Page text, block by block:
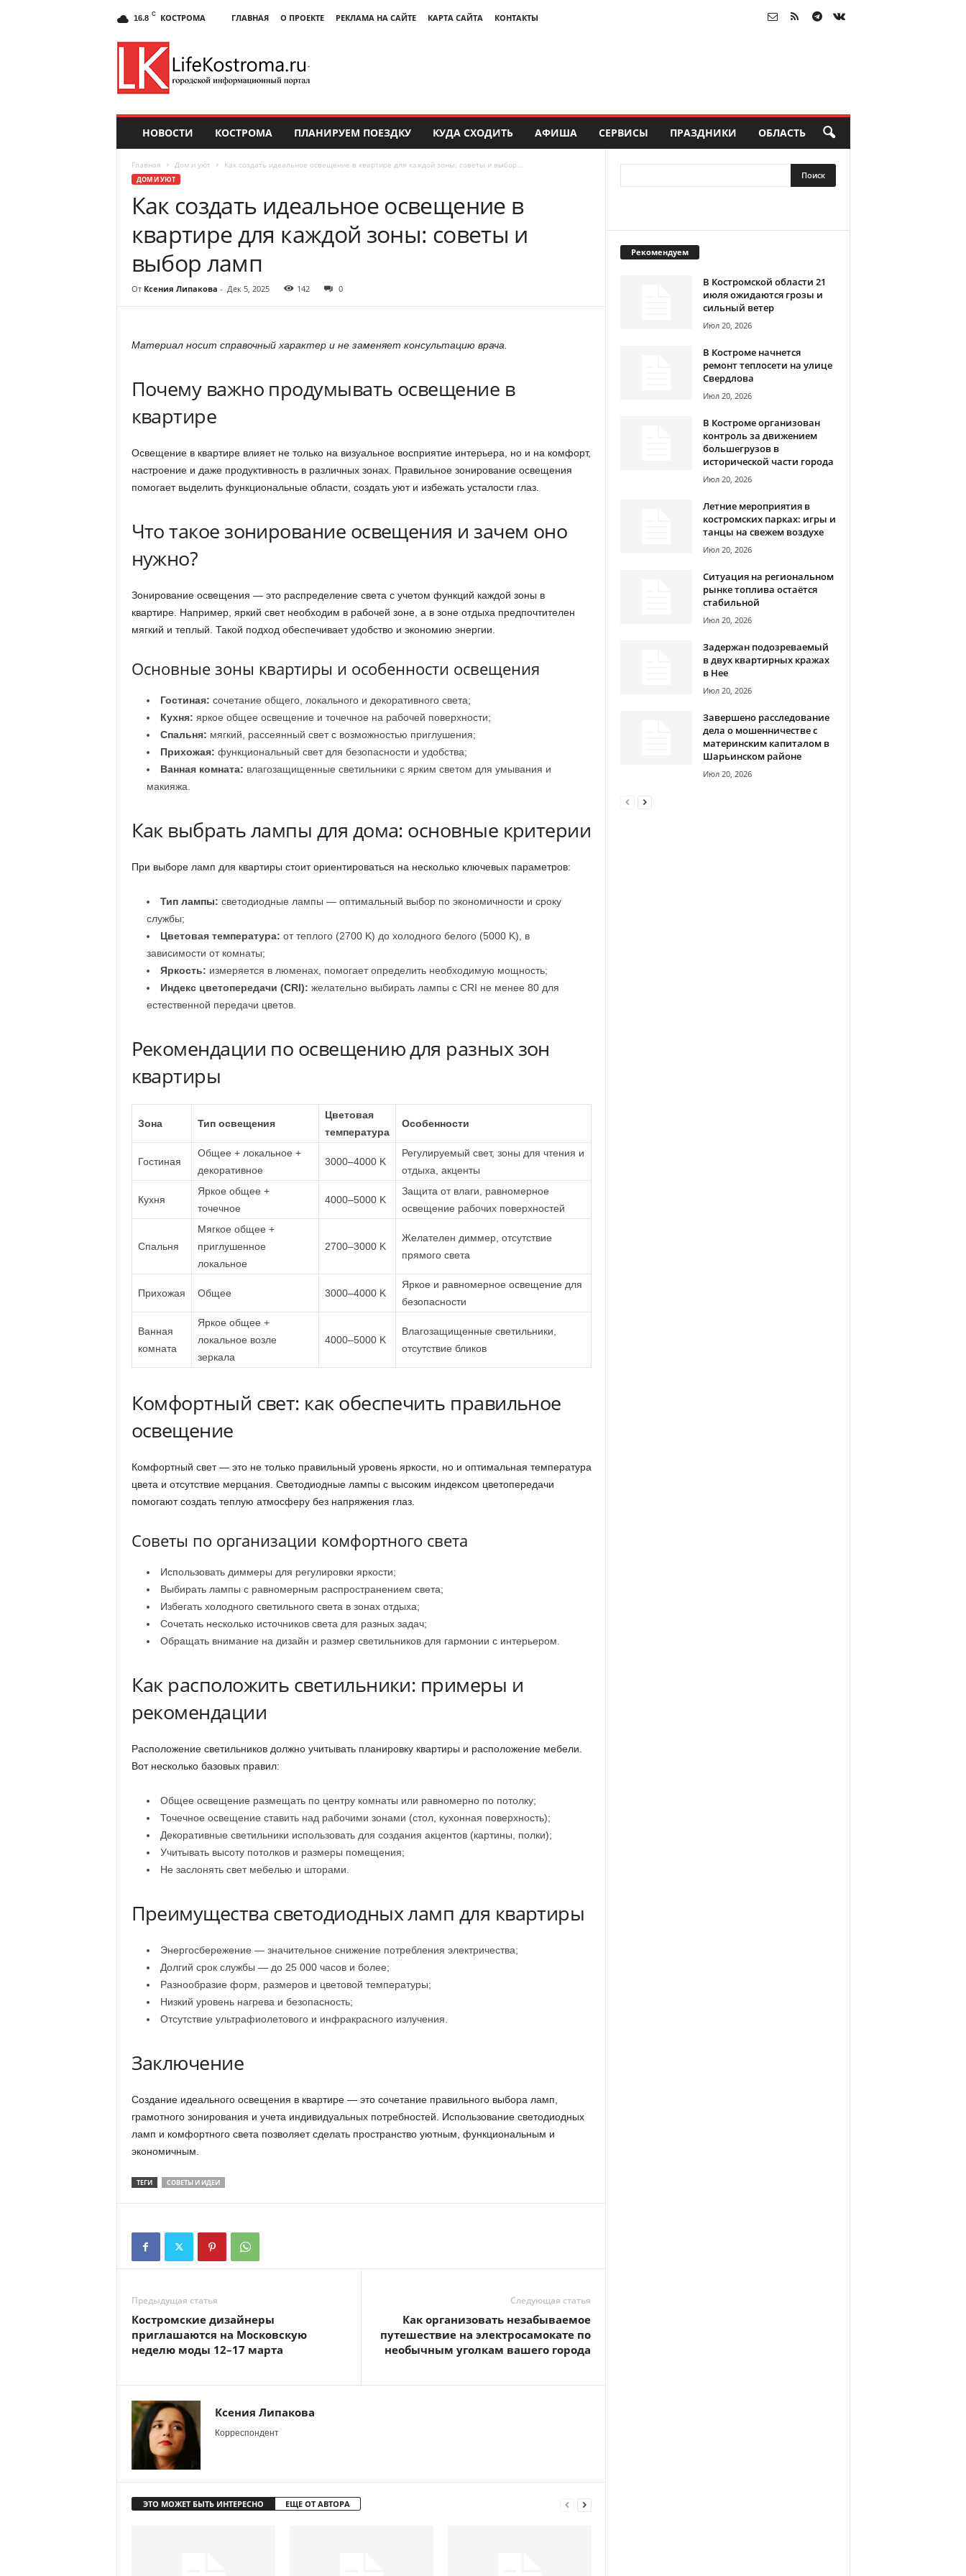
16.8 C КОСТРОМА ГЛАВНАЯ О ПРОЕКТЕ РЕКЛАМА НА САЙТЕ КАРТА САЙТА КОНТАКТЫ
НОВОСТИ КОСТРОМА ПЛАНИРУЕМ ПОЕЗДКУ КУДА СХОДИТЬ АФИША СЕРВИСЫ ПРАЗДНИКИ ОБЛАСТЬ
Главная Дом и уют Как создать идеальное освещение в квартире для каждой зоны: советы и выбор...
ДОМ И УЮТ
Как создать идеальное освещение в
квартире для каждой зоны: советы и
выбор ламп
От Ксения Липакова - Дек 5, 2025 142 0
Материал носит справочный характер и не заменяет консультацию врача.
Почему важно продумывать освещение в
квартире
Освещение в квартире влияет не только на визуальное восприятие интерьера, но и на комфорт,
настроение и даже продуктивность в различных зонах. Правильное зонирование освещения
помогает выделить функциональные области, создать уют и избежать усталости глаз.
Что такое зонирование освещения и зачем оно
нужно?
Зонирование освещения — это распределение света с учетом функций каждой зоны в
квартире. Например, яркий свет необходим в рабочей зоне, а в зоне отдыха предпочтителен
мягкий и теплый. Такой подход обеспечивает удобство и экономию энергии.
Основные зоны квартиры и особенности освещения
Гостиная: сочетание общего, локального и декоративного света;
Кухня: яркое общее освещение и точечное на рабочей поверхности;
Спальня: мягкий, рассеянный свет с возможностью приглушения;
Прихожая: функциональный свет для безопасности и удобства;
Ванная комната: влагозащищенные светильники с ярким светом для умывания и
макияжа.
Как выбрать лампы для дома: основные критерии
При выборе ламп для квартиры стоит ориентироваться на несколько ключевых параметров:
Тип лампы: светодиодные лампы — оптимальный выбор по экономичности и сроку
службы;
Цветовая температура: от теплого (2700 K) до холодного белого (5000 K), в
зависимости от комнаты;
Яркость: измеряется в люменах, помогает определить необходимую мощность;
Индекс цветопередачи (CRI): желательно выбирать лампы с CRI не менее 80 для
естественной передачи цветов.
Рекомендации по освещению для разных зон
квартиры
Зона Тип освещения
Цветовая
температура
Особенности
Гостиная
Общее + локальное +
декоративное
3000–4000 K
Регулируемый свет, зоны для чтения и
отдыха, акценты
Кухня
Яркое общее +
точечное
4000–5000 K
Защита от влаги, равномерное
освещение рабочих поверхностей
Спальня
Мягкое общее +
приглушенное
локальное
2700–3000 K
Желателен диммер, отсутствие
прямого света
Прихожая Общее 3000–4000 K
Яркое и равномерное освещение для
безопасности
Ванная
комната
Яркое общее +
локальное возле
зеркала
4000–5000 K
Влагозащищенные светильники,
отсутствие бликов
Комфортный свет: как обеспечить правильное
освещение
Комфортный свет — это не только правильный уровень яркости, но и оптимальная температура
цвета и отсутствие мерцания. Светодиодные лампы с высоким индексом цветопередачи
помогают создать теплую атмосферу без напряжения глаз.
Советы по организации комфортного света
Использовать диммеры для регулировки яркости;
Выбирать лампы с равномерным распространением света;
Избегать холодного светильного света в зонах отдыха;
Сочетать несколько источников света для разных задач;
Обращать внимание на дизайн и размер светильников для гармонии с интерьером.
Как расположить светильники: примеры и
рекомендации
Расположение светильников должно учитывать планировку квартиры и расположение мебели.
Вот несколько базовых правил:
Общее освещение размещать по центру комнаты или равномерно по потолку;
Точечное освещение ставить над рабочими зонами (стол, кухонная поверхность);
Декоративные светильники использовать для создания акцентов (картины, полки);
Учитывать высоту потолков и размеры помещения;
Не заслонять свет мебелью и шторами.
Преимущества светодиодных ламп для квартиры
Энергосбережение — значительное снижение потребления электричества;
Долгий срок службы — до 25 000 часов и более;
Разнообразие форм, размеров и цветовой температуры;
Низкий уровень нагрева и безопасность;
Отсутствие ультрафиолетового и инфракрасного излучения.
Заключение
Создание идеального освещения в квартире — это сочетание правильного выбора ламп,
грамотного зонирования и учета индивидуальных потребностей. Использование светодиодных
ламп и комфортного света позволяет сделать пространство уютным, функциональным и
экономичным.
ТЕГИ СОВЕТЫ И ИДЕИ
Предыдущая статья
Костромские дизайнеры
приглашаются на Московскую
неделю моды 12–17 марта
Следующая статья
Как организовать незабываемое
путешествие на электросамокате по
необычным уголкам вашего города
Ксения Липакова
Корреспондент
ЭТО МОЖЕТ БЫТЬ ИНТЕРЕСНО ЕЩЕ ОТ АВТОРА
Рекомендуем
В Костромской области 21
июля ожидаются грозы и
сильный ветер
Июл 20, 2026
В Костроме начнется
ремонт теплосети на улице
Свердлова
Июл 20, 2026
В Костроме организован
контроль за движением
большегрузов в
исторической части города
Июл 20, 2026
Летние мероприятия в
костромских парках: игры и
танцы на свежем воздухе
Июл 20, 2026
Ситуация на региональном
рынке топлива остаётся
стабильной
Июл 20, 2026
Задержан подозреваемый
в двух квартирных кражах
в Нее
Июл 20, 2026
Завершено расследование
дела о мошенничестве с
материнским капиталом в
Шарьинском районе
Июл 20, 2026